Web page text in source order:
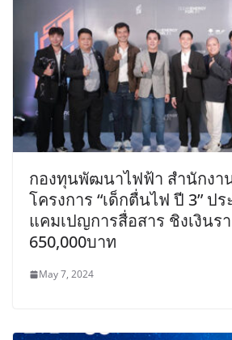
กองทุนพัฒนาไฟฟ้า สำนักงา
โครงการ “เด็กตื่นไฟ ปี 3” ป
แคมเปญการสื่อสาร ชิงเงินร
650,000บาท
May 7, 2024